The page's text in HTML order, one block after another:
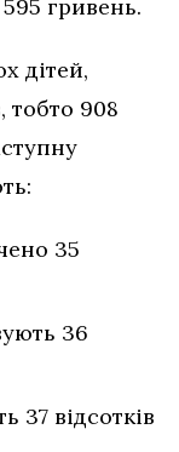
гривень.
дітей,
тобто 908
35
36
37 відсотків